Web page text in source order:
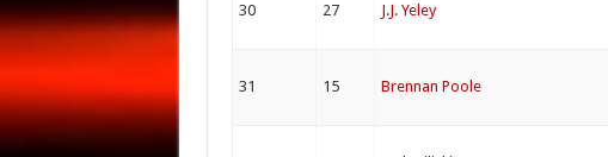
30 27 J.J. Yeley
31 15 Brennan Poole